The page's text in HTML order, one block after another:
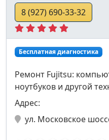
8 (927) 690-33-32
Бесплатная диагностика
Ремонт Fujitsu:
ноутбуков и другой
Адрес:
ул. Московское